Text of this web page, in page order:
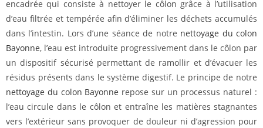
encadrée qui consiste à nettoyer le côlon grâce à l’utilisation
d’eau filtrée et tempérée afin d’éliminer les déchets accumulés
dans l’intestin. Lors d’une séance de notre nettoyage du colon
Bayonne, l’eau est introduite progressivement dans le côlon par
un dispositif sécurisé permettant de ramollir et d’évacuer les
résidus présents dans le système digestif. Le principe de notre
nettoyage du colon Bayonne repose sur un processus naturel :
l’eau circule dans le côlon et entraîne les matières stagnantes
vers l’extérieur sans provoquer de douleur ni d’agression pour